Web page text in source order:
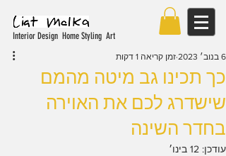
Interior Design Home Styling Art
כך תכינו גב מיטה מהמם
שישדרג לכם את האוירה
בחדר השינה
6 בנוב׳ 2023 זמן קריאה 1 דקות
עודכן: 12 בינו׳